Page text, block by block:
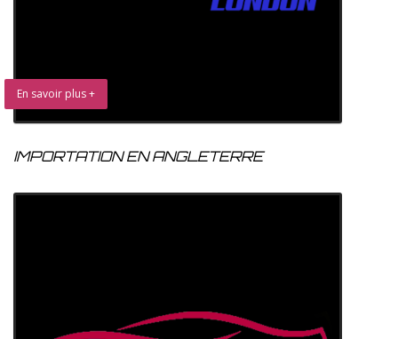
En savoir plus +
IMPORTATION EN ANGLETERRE